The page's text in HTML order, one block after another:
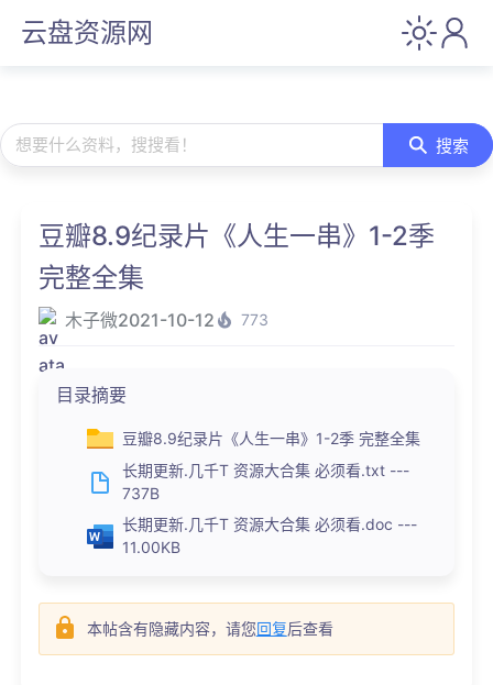
云盘资源网
想要什么资料，搜搜看！ 搜索
豆瓣8.9纪录片《人生一串》1-2季
完整全集
木子微2021-10-12 773
目录摘要
豆瓣8.9纪录片《人生一串》1-2季 完整全集
长期更新.几千T 资源大合集 必须看.txt ---
737B
长期更新.几千T 资源大合集 必须看.doc ---
11.00KB
本帖含有隐藏内容，请您回复后查看